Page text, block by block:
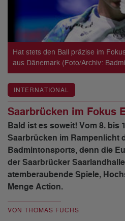
Hat stets den Ball präzise im
aus Dänemark (Foto/Archiv:
INTERNATIONAL
Saarbrücken im Fokus
Bald ist es soweit! Vom 8. bis
Saarbrücken im Rampenlicht
Badmintonsports, denn die
der Saarbrücker
atemberaubende Spiele,
Menge Action.
VON THOMAS FUCHS